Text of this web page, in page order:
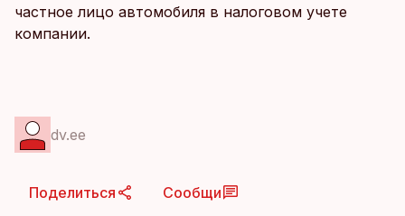
частное лицо автомобиля в налоговом учете
компании.
dv.ee
Поделиться Сообщи